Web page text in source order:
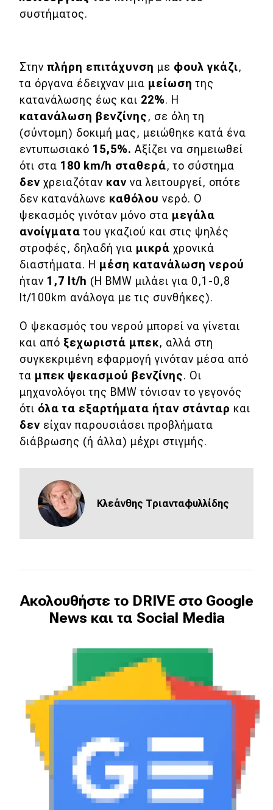
συστήματος.
Στην πλήρη επιτάχυνση με φουλ γκάζι,
τα όργανα έδειχναν μια μείωση της
κατανάλωσης έως και 22%. Η
κατανάλωση βενζίνης, σε όλη τη
(σύντομη) δοκιμή μας, μειώθηκε κατά ένα
εντυπωσιακό 15,5%. Αξίζει να σημειωθεί
ότι στα 180 km/h σταθερά, το σύστημα
δεν χρειαζόταν καν να λειτουργεί, οπότε
δεν κατανάλωνε καθόλου νερό. Ο
ψεκασμός γινόταν μόνο στα μεγάλα
ανοίγματα του γκαζιού και στις ψηλές
στροφές, δηλαδή για μικρά χρονικά
διαστήματα. Η μέση κατανάλωση νερού
ήταν 1,7 lt/h (H BMW μιλάει για 0,1-0,8
lt/100km ανάλογα με τις συνθήκες).
Ο ψεκασμός του νερού μπορεί να γίνεται
και από ξεχωριστά μπεκ, αλλά στη
συγκεκριμένη εφαρμογή γινόταν μέσα από
τα μπεκ ψεκασμού βενζίνης. Οι
μηχανολόγοι της BMW τόνισαν το γεγονός
ότι όλα τα εξαρτήματα ήταν στάνταρ και
δεν είχαν παρουσιάσει προβλήματα
διάβρωσης (ή άλλα) μέχρι στιγμής.
Κλεάνθης Τριανταφυλλίδης
Ακολουθήστε το DRIVE στο Google
News και τα Social Media